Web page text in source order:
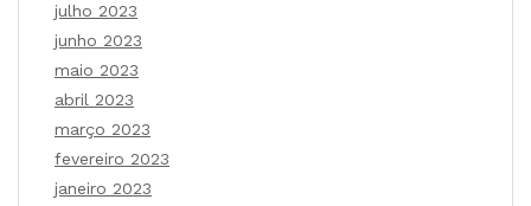
julho 2023
junho 2023
maio 2023
abril 2023
março 2023
fevereiro 2023
janeiro 2023